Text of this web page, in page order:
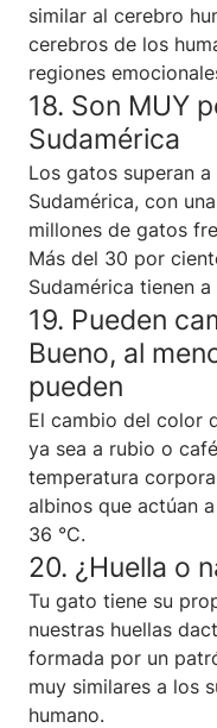
similar al cerebro
cerebros de los
regiones
18. Son MUY
Sudamérica
Los gatos superan
Sudamérica, con
millones de gatos
Más del 30 por
Sudamérica tienen
19. Pueden
Bueno, al
pueden
El cambio del color
ya sea a rubio o
temperatura
albinos que actúan
36 °C.
20. ¿Huella o
Tu gato tiene su
nuestras huellas
formada por un
muy similares a los
humano.